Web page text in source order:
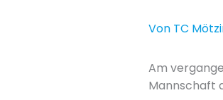
Von TC
Am
Mannschaft